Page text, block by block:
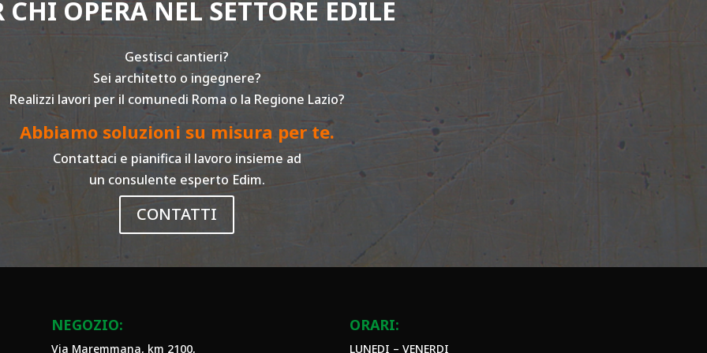
CHI OPERA NEL SETTORE EDILE
Gestisci cantieri?
Sei architetto o ingegnere?
Realizzi lavori per il comunedi Roma o la Regione Lazio?
Abbiamo soluzioni su misura per te.
Contattaci e pianifica il lavoro insieme ad
un consulente esperto Edim.
CONTATTI
NEGOZIO:
Via Maremmana, km 2100,
ORARI:
LUNEDI – VENERDI